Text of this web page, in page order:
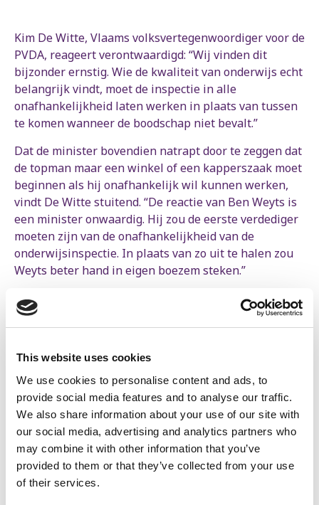
This website uses cookies
We use cookies to personalise content and ads, to
provide social media features and to analyse our traffic.
We also share information about your use of our site with
our social media, advertising and analytics partners who
may combine it with other information that you’ve
provided to them or that they’ve collected from your use
of their services.
Kim De Witte, Vlaams volksvertegenwoordiger voor de
PVDA, reageert verontwaardigd: “Wij vinden dit
bijzonder ernstig. Wie de kwaliteit van onderwijs echt
belangrijk vindt, moet de inspectie in alle
onafhankelijkheid laten werken in plaats van tussen
te komen wanneer de boodschap niet bevalt.”
Dat de minister bovendien natrapt door te zeggen dat
de topman maar een winkel of een kapperszaak moet
beginnen als hij onafhankelijk wil kunnen werken,
vindt De Witte stuitend. “De reactie van Ben Weyts is
een minister onwaardig. Hij zou de eerste verdediger
moeten zijn van de onafhankelijkheid van de
onderwijsinspectie. In plaats van zo uit te halen zou
Weyts beter hand in eigen boezem steken.”
De onderwijsinspectie kan een belangrijke rol spelen
bij het verbeteren van de kwaliteit van het onderwijs.
“De dienst kan een objectief beeld geven van de
beleid,” gaat De Witte verder, “maar ze werd jarenlang
verwaarloosd door de Vlaamse regering. Een kwart
van de scholen heeft in tien jaar geen inspectie meer
gehad, ook al vindt er nu een kleine inhaalbeweging
plaats. Maar dat heeft weinig zin als ze haar werk
niet onafhankelijk kan uitvoeren.”
De topman van de onderwijsinspectie is de zoveelste